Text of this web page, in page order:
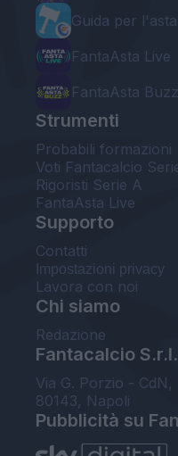
Guida per
FantaAsta Live
FantaAsta Buzz
Strumenti
Probabili formazioni
Voti Fantacalcio
Rigoristi Serie A
FantaAsta Live
Supporto
Contatti
Impostazioni privacy
Lavora con noi
Chi siamo
Redazione
Fantacalcio S.r.l.
Via G. Porzio - CdN,
80143, Napoli
Pubblicità su